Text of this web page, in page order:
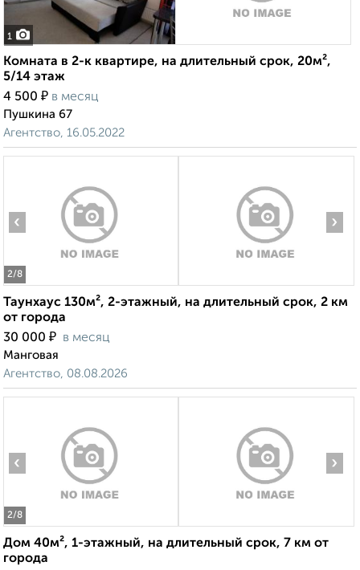
1
Комната в 2-к квартире, на длительный срок, 20м²,
5/14 этаж
4 500 ₽ в месяц
Пушкина 67
Агентство, 16.05.2022
2/8
‹ ›
Таунхаус 130м², 2-этажный, на длительный срок, 2 км
от города
30 000 ₽ в месяц
Манговая
Агентство, 08.08.2026
2/8
‹ ›
Дом 40м², 1-этажный, на длительный срок, 7 км от
города